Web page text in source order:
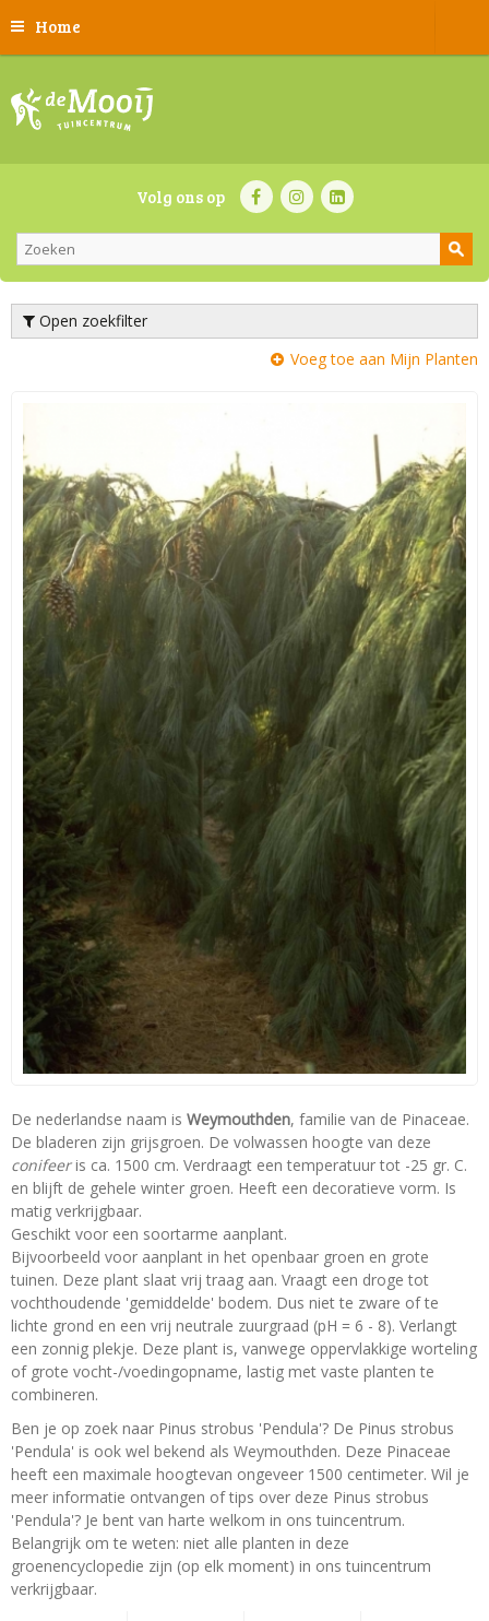
Home
Volg ons op
Open zoekfilter
Voeg toe aan Mijn Planten
De nederlandse naam is Weymouthden, familie van de Pinaceae.
De bladeren zijn grijsgroen. De volwassen hoogte van deze
conifeeris ca. 1500 cm. Verdraagt een temperatuur tot -25 gr. C.
en blijft de gehele winter groen. Heeft een decoratieve vorm. Is
matig verkrijgbaar.
Geschikt voor een soortarme aanplant.
Bijvoorbeeld voor aanplant in het openbaar groen en grote
tuinen. Deze plant slaat vrij traag aan. Vraagt een droge tot
vochthoudende 'gemiddelde' bodem. Dus niet te zware of te
lichte grond en een vrij neutrale zuurgraad (pH = 6 - 8). Verlangt
een zonnig plekje. Deze plant is, vanwege oppervlakkige worteling
of grote vocht-/voedingopname, lastig met vaste planten te
combineren.
Ben je op zoek naar Pinus strobus 'Pendula'? De Pinus strobus
'Pendula' is ook wel bekend als Weymouthden. Deze Pinaceae
heeft een maximale hoogtevan ongeveer 1500 centimeter. Wil je
meer informatie ontvangen of tips over deze Pinus strobus
'Pendula'? Je bent van harte welkom in ons tuincentrum.
Belangrijk om te weten: niet alle planten in deze
groenencyclopedie zijn (op elk moment) in ons tuincentrum
verkrijgbaar.